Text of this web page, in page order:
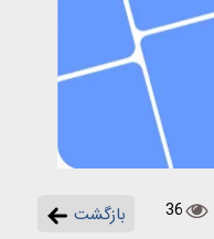
بازگشت 36